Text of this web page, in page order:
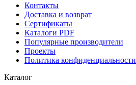
Контакты
Доставка и возврат
Сертификаты
Каталоги PDF
Популярные производители
Проекты
Политика конфиденциальности
Каталог